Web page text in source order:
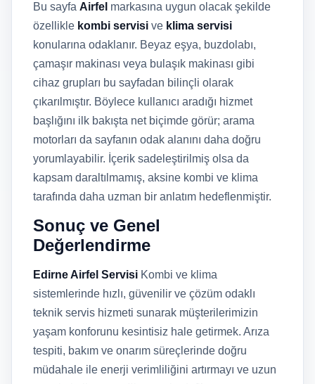
Bu sayfa Airfel markasına uygun olacak şekilde
özellikle kombi servisi ve klima servisi
konularına odaklanır. Beyaz eşya, buzdolabı,
çamaşır makinası veya bulaşık makinası gibi
cihaz grupları bu sayfadan bilinçli olarak
çıkarılmıştır. Böylece kullanıcı aradığı hizmet
başlığını ilk bakışta net biçimde görür; arama
motorları da sayfanın odak alanını daha doğru
yorumlayabilir. İçerik sadeleştirilmiş olsa da
kapsam daraltılmamış, aksine kombi ve klima
tarafında daha uzman bir anlatım hedeflenmiştir.
Sonuç ve Genel
Değerlendirme
Edirne Airfel Servisi Kombi ve klima
sistemlerinde hızlı, güvenilir ve çözüm odaklı
teknik servis hizmeti sunarak müşterilerimizin
yaşam konforunu kesintisiz hale getirmek. Arıza
tespiti, bakım ve onarım süreçlerinde doğru
müdahale ile enerji verimliliğini artırmayı ve uzun